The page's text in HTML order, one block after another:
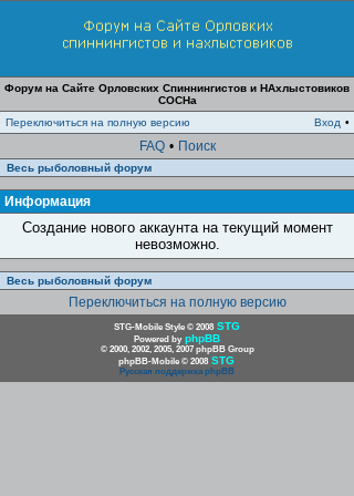
Форум на Сайте Орловских Спиннингистов и НАхлыстовиков
СОСНа
Переключиться на полную версию
Вход •
FAQ • Поиск
Весь рыболовный форум
Информация
Создание нового аккаунта на текущий момент
невозможно.
Весь рыболовный форум
Переключиться на полную версию
STG-Mobile Style © 2008 STG
Powered by phpBB
© 2000, 2002, 2005, 2007 phpBB Group
phpBB-Mobile © 2008 STG
Русская поддержка phpBB